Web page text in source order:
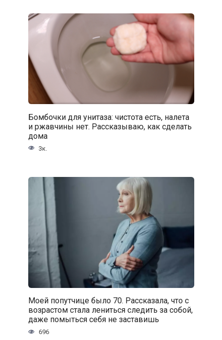
Бомбочки для унитаза: чистота есть, налета
и ржавчины нет. Рассказываю, как сделать
дома
3к.
Моей попутчице было 70. Рассказала, что с
возрастом стала лениться следить за собой,
даже помыться себя не заставишь
696